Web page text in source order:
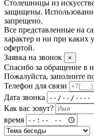
Столешницы из
защищены.
запрещено.
Все представленные на
характер и ни при каких
офертой.
Заявка на звонок
×
Спасибо за обращение в
Пожалуйста, заполните
Телефон для связи
Дата звонка
Как вас зовут?
время